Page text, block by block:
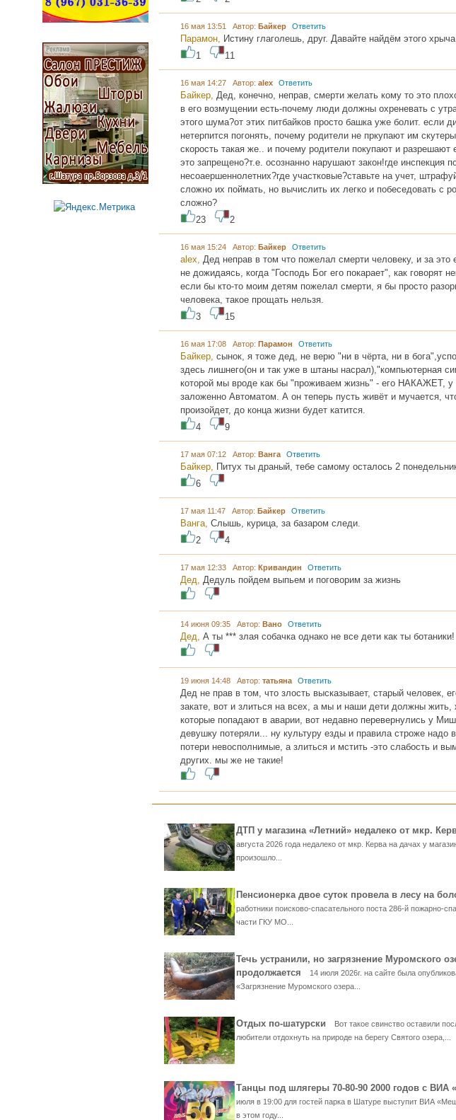
16 мая 13:51 Автор: Байкер Ответить
Парамон, Истину глаголешь, друг. Давайте найдём этого
1
11
16 мая 14:27 Автор: alex Ответить
Байкер, Дед, конечно, неправ, смерти желать кому то это
в его возмущении есть-почему люди должны охреневать с
этого шума?от этих питбайков просто башка уже болит. если
нетерпится погонять, почему родители не пркупают им
скорость такая же.. и почему родители покупают и разрешают
это запрещено?т.е. осознанно нарушают закон!где инспекция
несоаершеннолетних?где участковые?ставьте на учет,
сложно их поймать, но вычислить их легко и побеседовать с
сложно?
23
2
16 мая 15:24 Автор: Байкер Ответить
alex, Дед неправ в том что пожелал смерти человеку, и за это
не дожидаясь, когда "Господь Бог его покарает", как говорят
если бы кто-то моим детям пожелал смерти, я бы просто
человека, такое прощать нельзя.
3
15
16 мая 17:08 Автор: Парамон Ответить
Байкер, сынок, я тоже дед, не верю "ни в чёрта, ни в
здесь лишнего(он и так уже в штаны насрал),"компьютерная
которой мы вроде как бы "проживаем жизнь" - его НАКАЖЕТ, у
заложенно Автоматом. А он теперь пусть живёт и мучается,
произойдет, до конца жизни будет катится.
4
9
17 мая 07:12 Автор: Ванга Ответить
Байкер, Питух ты драный, тебе самому осталось 2
6
17 мая 11:47 Автор: Байкер Ответить
Ванга, Слышь, курица, за базаром следи.
2
4
17 мая 12:33 Автор: Кривандин Ответить
Дед, Дедуль пойдем выпьем и поговорим за жизнь
14 июня 09:35 Автор: Вано Ответить
Дед, А ты *** злая собачка однако не все дети как ты ботаники!
19 июня 14:48 Автор: татьяна Ответить
Дед не прав в том, что злость высказывает, старый человек,
закате, вот и злиться на всех, а мы и наши дети должны
которые попадают в аварии, вот недавно перевернулись у
девушку потеряли... ну культуру езды и правила строже надо
потери невосполнимые, а злиться и мстить -это слабость и
других. мы же не такие!
ДТП у магазина «Летний» недалеко от мкр.
августа 2026 года недалеко от мкр. Керва на дачах у
произошло...
Пенсионерка двое суток провела в лесу на
работники поисково-спасательного поста 286-й пожарно-
части ГКУ МО...
Течь устранили, но загрязнение Муромского
продолжается
14 июля 2026г. на сайте была
«Загрязнение Муромского озера...
Отдых по-шатурски
Вот такое свинство оставили
любители отдохнуть на природе на берегу Святого озера,...
Танцы под шлягеры 70-80-90 2000 годов с ВИА
июля в 19:00 для гостей парка в Шатуре выступит ВИА
в этом году...